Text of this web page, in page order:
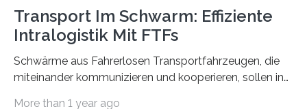
Transport Im Schwarm: Effiziente
Intralogistik Mit FTFs
Schwärme aus Fahrerlosen Transportfahrzeugen, die
miteinander kommunizieren und kooperieren, sollen in
More than 1 year ago